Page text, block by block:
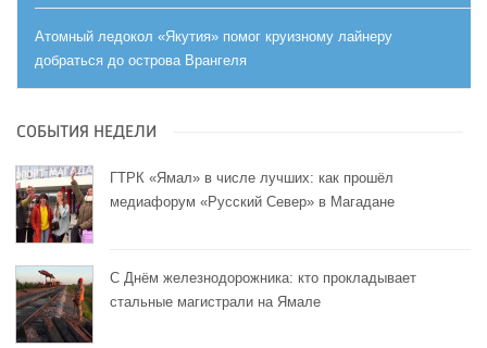
Атомный ледокол «Якутия» помог круизному лайнеру
добраться до острова Врангеля
СОБЫТИЯ НЕДЕЛИ
ГТРК «Ямал» в числе лучших: как прошёл
медиафорум «Русский Север» в Магадане
С Днём железнодорожника: кто прокладывает
стальные магистрали на Ямале